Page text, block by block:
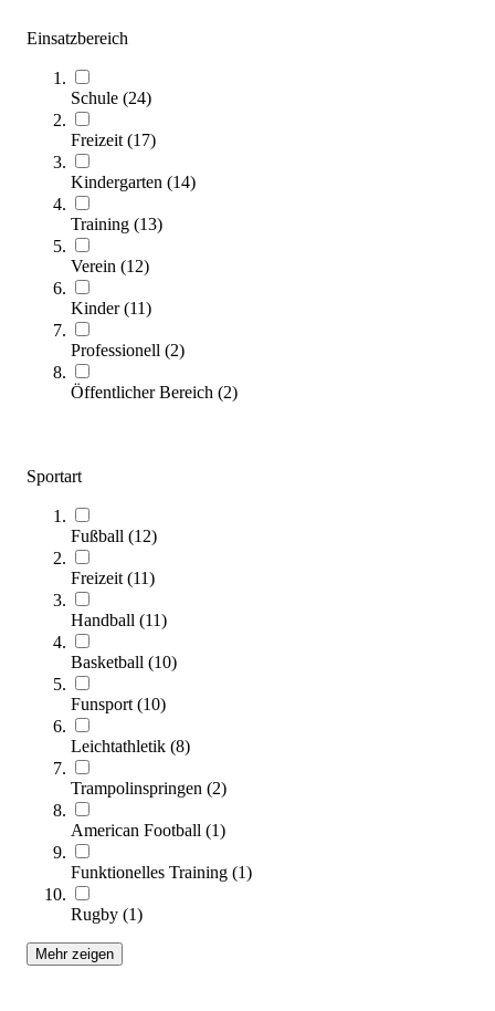
Einsatzbereich
Schule (24)
Freizeit (17)
Kindergarten (14)
Training (13)
Verein (12)
Kinder(11)
Professionell (2)
Öffentlicher Bereich (2)
Sportart
Fußball (12)
Freizeit (11)
Handball (11)
Basketball (10)
Funsport (10)
Leichtathletik (8)
Trampolinspringen (2)
American Football (1)
Funktionelles Training (1)
Rugby (1)
Mehr zeigen
Hally-Gally® Trampolin Circus
5.775,00 €
Zum Produkt
Längere Lieferzeit
SALE
Kübler Sport® Gymnastikseil 10er-Set
26,95 €
Zum Produkt
Längere Lieferzeit
tanga sports® Markierscheiben 60er-Set MINI
20,95 €